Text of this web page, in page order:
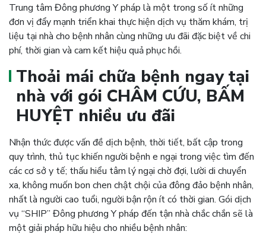
Trung tâm Đông phương Y pháp là một trong số ít những
đơn vị đẩy mạnh triển khai thực hiện dịch vụ thăm khám, trị
liệu tại nhà cho bệnh nhân cùng những ưu đãi đặc biệt về chi
phí, thời gian và cam kết hiệu quả phục hồi.
Thoải mái chữa bệnh ngay tại
nhà với gói CHÂM CỨU, BẤM
HUYỆT nhiều ưu đãi
Nhận thức được vấn đề dịch bệnh, thời tiết, bất cập trong
quy trình, thủ tục khiến người bệnh e ngại trong việc tìm đến
các cơ sở y tế; thấu hiểu tâm lý ngại chờ đợi, lười di chuyển
xa, không muốn bon chen chật chội của đông đảo bệnh nhân,
nhất là người cao tuổi, người bận rộn ít có thời gian. Gói dịch
vụ “SHIP” Đông phương Y pháp đến tận nhà chắc chắn sẽ là
một giải pháp hữu hiệu cho nhiều bệnh nhân: